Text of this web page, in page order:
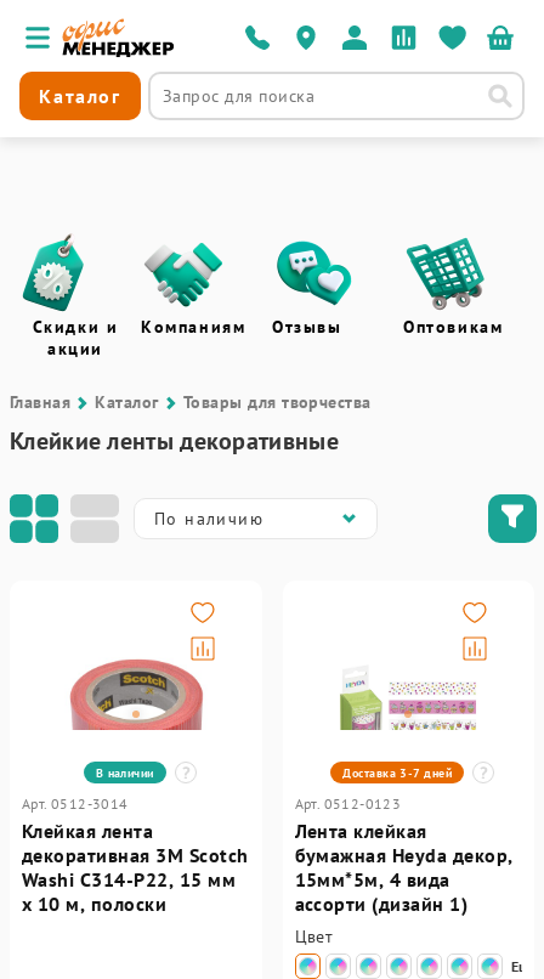
Каталог
Скидки и
акции
Компаниям Отзывы Оптовикам
Главная Каталог Товары для творчества
Клейкие ленты декоративные
По наличию
В наличии
Арт. 0512-3014
Клейкая лента
декоративная 3M Scotch
Washi C314-P22, 15 мм
х 10 м, полоски
Доставка 3-7 дней
Цвет
Еще
Арт. 0512-0123
Лента клейкая
бумажная Heyda декор,
15мм*5м, 4 вида
ассорти (дизайн 1)